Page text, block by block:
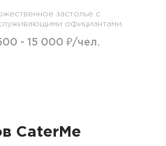
застолье с
официантами.
- 15 000 ₽/чел.
CaterMe